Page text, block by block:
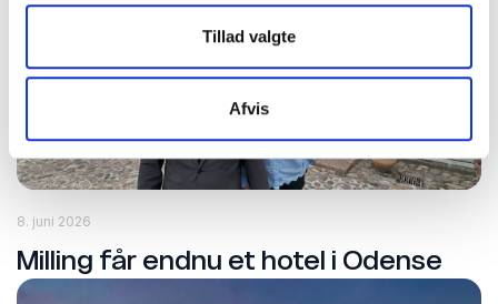
Tillad valgte
Afvis
8. juni 2026
Milling får endnu et hotel i Odense